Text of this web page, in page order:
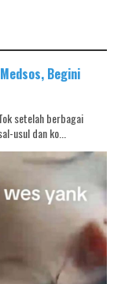
Begini
setelah berbagai
usul dan ko...